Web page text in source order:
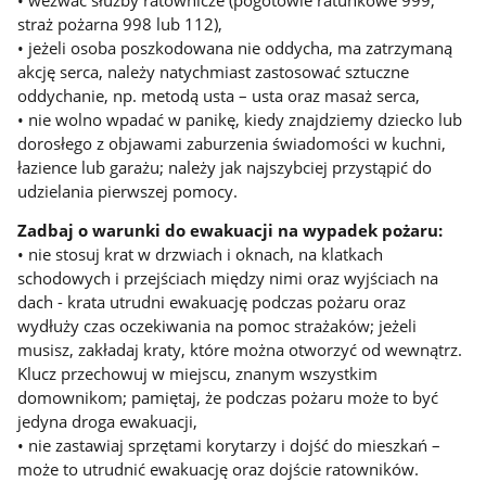
straż pożarna 998 lub 112),
• jeżeli osoba poszkodowana nie oddycha, ma zatrzymaną
akcję serca, należy natychmiast zastosować sztuczne
oddychanie, np. metodą usta – usta oraz masaż serca,
• nie wolno wpadać w panikę, kiedy znajdziemy dziecko lub
dorosłego z objawami zaburzenia świadomości w kuchni,
łazience lub garażu; należy jak najszybciej przystąpić do
udzielania pierwszej pomocy.
Zadbaj o warunki do ewakuacji na wypadek pożaru:
• nie stosuj krat w drzwiach i oknach, na klatkach
schodowych i przejściach między nimi oraz wyjściach na
dach - krata utrudni ewakuację podczas pożaru oraz
wydłuży czas oczekiwania na pomoc strażaków; jeżeli
musisz, zakładaj kraty, które można otworzyć od wewnątrz.
Klucz przechowuj w miejscu, znanym wszystkim
domownikom; pamiętaj, że podczas pożaru może to być
jedyna droga ewakuacji,
• nie zastawiaj sprzętami korytarzy i dojść do mieszkań –
może to utrudnić ewakuację oraz dojście ratowników.